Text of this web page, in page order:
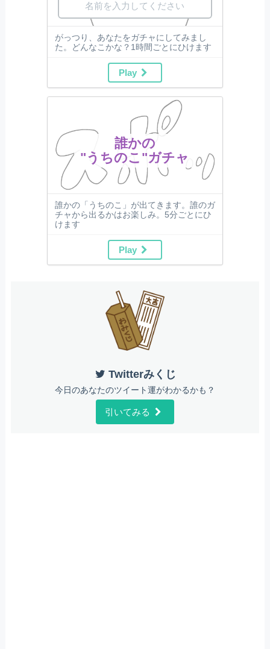
がっつり、あなたをガチャにしてみまし
た。どんなこかな？1時間ごとにひけます
Play
誰かの
"うちのこ"ガチャ
誰かの「うちのこ」が出てきます。誰のガ
チャから出るかはお楽しみ。5分ごとにひ
けます
Play
Twitterみくじ
今日のあなたのツイート運がわかるかも？
引いてみる